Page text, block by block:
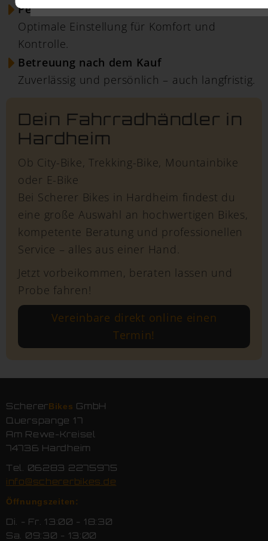
Perfekte Übergabe
Optimale Einstellung für Komfort und
Kontrolle.
Betreuung nach dem Kauf
Zuverlässig und persönlich – auch langfristig.
Dein Fahrradhändler in
Hardheim
Ob City-Bike, Trekking-Bike, Mountainbike
oder E-Bike
Bei Scherer Bikes in Hardheim findest du
eine große Auswahl an hochwertigen Bikes,
kompetente Beratung und professionellen
Service – alles aus einer Hand.
Jetzt vorbeikommen, beraten lassen und
Probe fahren!
Vereinbare direkt online einen
Termin!
SchererBikes GmbH
Querspange 17
Am Rewe-Kreisel
74736 Hardheim
Tel. 06283 2275975
info@schererbikes.de
Öffnungszeiten:
Di. - Fr. 13:00 - 18:30
Sa. 09:30 - 13:00